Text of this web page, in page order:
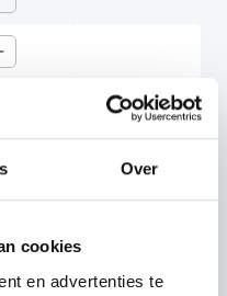
Over
cookies
en advertenties te